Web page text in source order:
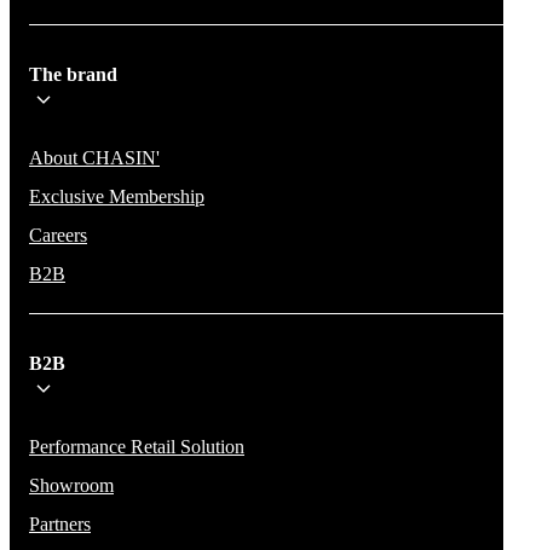
The brand
About CHASIN'
Exclusive Membership
Careers
B2B
B2B
Performance Retail Solution
Showroom
Partners